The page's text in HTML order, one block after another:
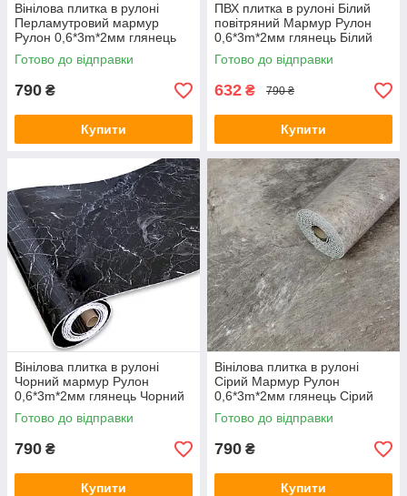
Вінілова плитка в рулоні
Перламутровий мармур
Рулон 0,6*3m*2мм глянець
Сірий мармур ПВХ
самоклеюча SW-00001283
Готово до відправки
790 ₴
Купити
ПВХ плитка в рулоні Білий
повітряний Мармур Рулон
0,6*3m*2мм глянець Білий
мармур самоклеюча SW-
00001287
Готово до відправки
632 ₴ 790 ₴
Купити
Вінілова плитка в рулоні
Чорний мармур Рулон
0,6*3m*2мм глянець Чорний
мармур ПВХ самоклеючий
SW-00001289
Готово до відправки
790 ₴
Купити
Вінілова плитка в рулоні
Сірий Мармур Рулон
0,6*3m*2мм глянець Сірий
мармур самоклеючий декор
ПВХ SW-00001286
Готово до відправки
790 ₴
Купити